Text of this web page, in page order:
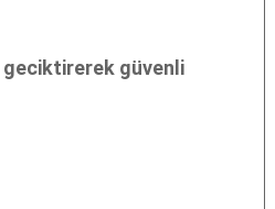
geciktirerek güvenli